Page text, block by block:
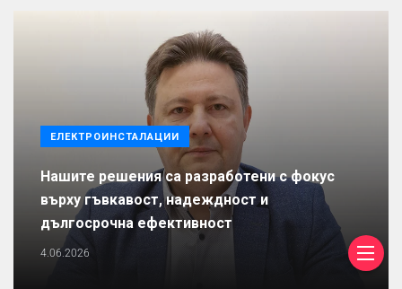
ЕЛЕКТРОИНСТАЛАЦИИ
Нашите решения са разработени с фокус
върху гъвкавост, надеждност и
дългосрочна ефективност
4.06.2026